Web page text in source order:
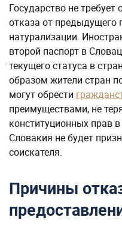
Государство не
отказа от предыдущего
натурализации.
второй паспорт в
текущего статуса в
образом жители стран
могут обрести
преимуществами, не
конституционных прав
Словакия не будет
соискателя.
Причины